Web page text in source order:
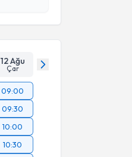
12 Ağu
Çar
09:00
09:30
10:00
10:30